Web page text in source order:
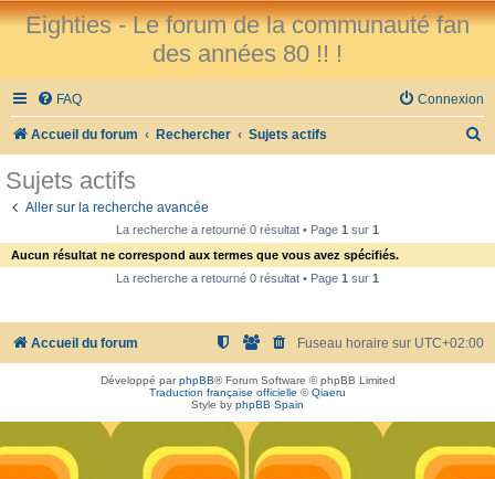
Eighties - Le forum de la communauté fan
des années 80 !! !
FAQ Connexion
Accueil du forum Rechercher Sujets actifs
e
Sujets actifs
Aller sur la recherche avancée
La recherche a retourné 0 résultat • Page 1 sur 1
Aucun résultat ne correspond aux termes que vous avez spécifiés.
La recherche a retourné 0 résultat • Page 1 sur 1
Accueil du forum Fuseau horaire sur UTC+02:00
Développé parphpBB® Forum Software © phpBB Limited
Traduction française officielle ©Qiaeru
Style by phpBB Spain